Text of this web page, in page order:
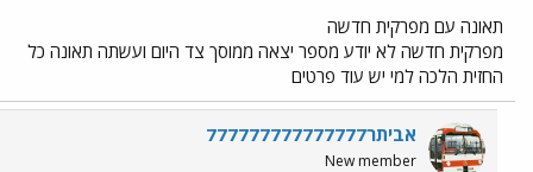
תאונה עם מפרקית חדשה
מפרקית חדשה לא יודע מספר יצאה ממוסך צד היום ועשתה תאונה כל
החזית הלכה למי יש עוד פרטים
אביתר777777777777777
New member